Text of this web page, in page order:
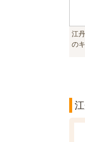
江
の